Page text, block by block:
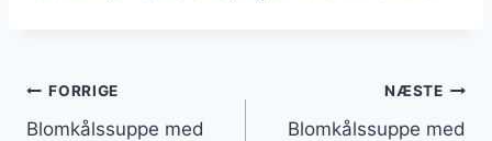
Indlægsnavigation
FORRIGE
Blomkålssuppe med
NÆSTE
Blomkålssuppe med